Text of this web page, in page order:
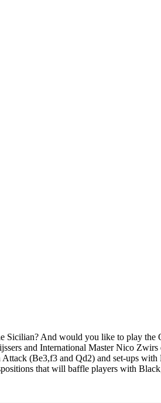
Sicilian? And would you like to play
and International Master Nico
(Be3,f3 and Qd2) and set-ups
that will baffle players with